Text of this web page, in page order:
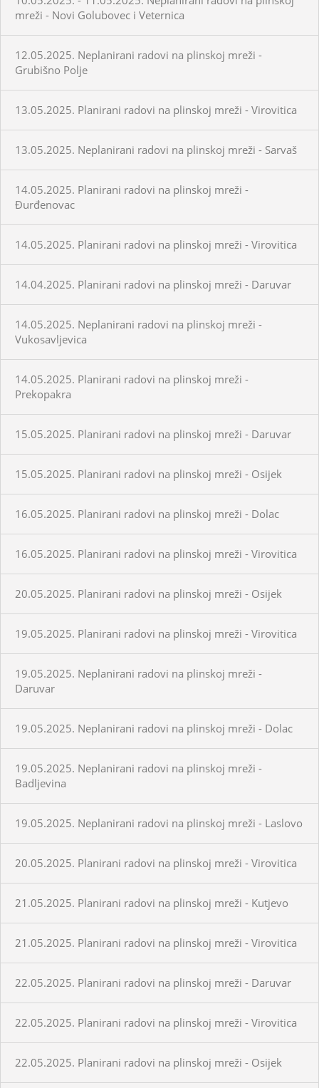
mreži - Novi Golubovec i Veternica
12.05.2025. Neplanirani radovi na plinskoj mreži -
Grubišno Polje
13.05.2025. Planirani radovi na plinskoj mreži - Virovitica
13.05.2025. Neplanirani radovi na plinskoj mreži - Sarvaš
14.05.2025. Planirani radovi na plinskoj mreži -
Đurđenovac
14.05.2025. Planirani radovi na plinskoj mreži - Virovitica
14.04.2025. Planirani radovi na plinskoj mreži - Daruvar
14.05.2025. Neplanirani radovi na plinskoj mreži -
Vukosavljevica
14.05.2025. Planirani radovi na plinskoj mreži -
Prekopakra
15.05.2025. Planirani radovi na plinskoj mreži - Daruvar
15.05.2025. Planirani radovi na plinskoj mreži - Osijek
16.05.2025. Planirani radovi na plinskoj mreži - Dolac
16.05.2025. Planirani radovi na plinskoj mreži - Virovitica
20.05.2025. Planirani radovi na plinskoj mreži - Osijek
19.05.2025. Planirani radovi na plinskoj mreži - Virovitica
19.05.2025. Neplanirani radovi na plinskoj mreži -
Daruvar
19.05.2025. Neplanirani radovi na plinskoj mreži - Dolac
19.05.2025. Neplanirani radovi na plinskoj mreži -
Badljevina
19.05.2025. Neplanirani radovi na plinskoj mreži - Laslovo
20.05.2025. Planirani radovi na plinskoj mreži - Virovitica
21.05.2025. Planirani radovi na plinskoj mreži - Kutjevo
21.05.2025. Planirani radovi na plinskoj mreži - Virovitica
22.05.2025. Planirani radovi na plinskoj mreži - Daruvar
22.05.2025. Planirani radovi na plinskoj mreži - Virovitica
22.05.2025. Planirani radovi na plinskoj mreži - Osijek